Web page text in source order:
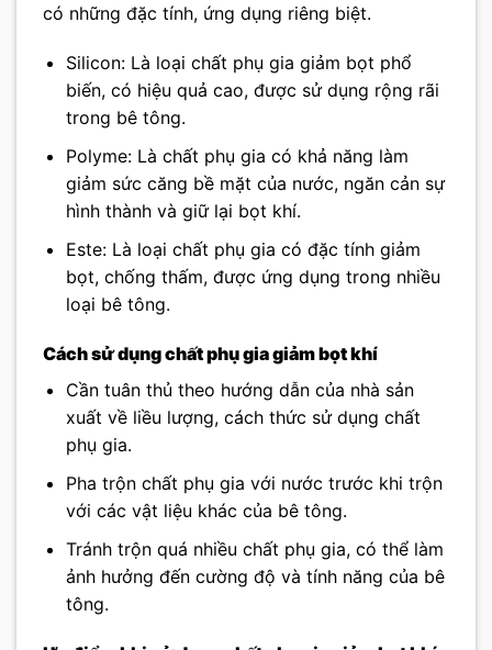
có những đặc tính, ứng dụng riêng biệt.
Silicon: Là loại chất phụ gia giảm bọt phổ
biến, có hiệu quả cao, được sử dụng rộng rãi
trong bê tông.
Polyme: Là chất phụ gia có khả năng làm
giảm sức căng bề mặt của nước, ngăn cản sự
hình thành và giữ lại bọt khí.
Este: Là loại chất phụ gia có đặc tính giảm
bọt, chống thấm, được ứng dụng trong nhiều
loại bê tông.
Cách sử dụng chất phụ gia giảm bọt khí
Cần tuân thủ theo hướng dẫn của nhà sản
xuất về liều lượng, cách thức sử dụng chất
phụ gia.
Pha trộn chất phụ gia với nước trước khi trộn
với các vật liệu khác của bê tông.
Tránh trộn quá nhiều chất phụ gia, có thể làm
ảnh hưởng đến cường độ và tính năng của bê
tông.